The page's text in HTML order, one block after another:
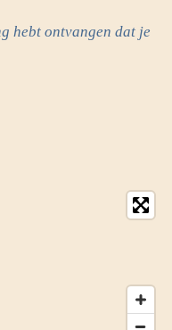
hebt ontvangen dat je